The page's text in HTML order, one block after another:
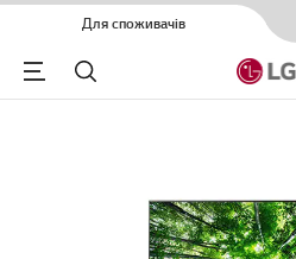
Для споживачів
Menu
Пошук